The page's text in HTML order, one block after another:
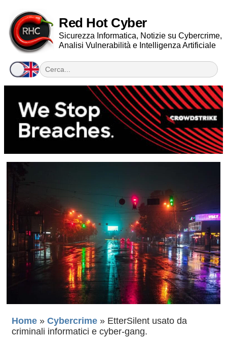
Red Hot Cyber
Sicurezza Informatica, Notizie su Cybercrime,
Analisi Vulnerabilità e Intelligenza Artificiale
Home » Cybercrime » EtterSilent usato da
criminali informatici e cyber-gang.